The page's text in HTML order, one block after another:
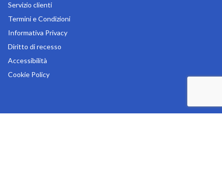
Servizio clienti
Termini e Condizioni
Informativa Privacy
Diritto di recesso
Accessibilità
Cookie Policy